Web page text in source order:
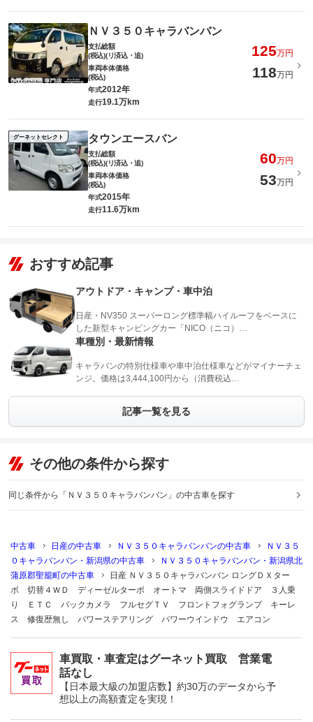
ＮＶ３５０キャラバンバン
支払総額
(税込)(リ済込・追)
125万円
車両本体価格
(税込)
118万円
年式2012年
走行19.1万km
グーネットセレクト タウンエースバン
支払総額
(税込)(リ済込・追)
60万円
車両本体価格
(税込)
53万円
年式2015年
走行11.6万km
おすすめ記事
アウトドア・キャンプ・車中泊
日産・NV350 スーパーロング標準幅ハイルーフをベースに
した新型キャンピングカー「NICO（ニコ）…
車種別・最新情報
キャラバンの特別仕様車や車中泊仕様車などがマイナーチェ
ンジ。価格は3,444,100円から（消費税込…
記事一覧を見る
その他の条件から探す
同じ条件から「ＮＶ３５０キャラバンバン」の中古車を探す
中古車 日産の中古車 ＮＶ３５０キャラバンバンの中古車
ＮＶ３５
０キャラバンバン・新潟県の中古車
ＮＶ３５０キャラバンバン・新潟県北
蒲原郡聖籠町の中古車
日産 ＮＶ３５０キャラバンバン ロングＤＸター
ボ 切替４ＷＤ ディーゼルターボ オートマ 両側スライドドア ３人乗
り ＥＴＣ バックカメラ フルセグＴＶ フロントフォグランプ キーレ
ス 修復歴無し パワーステアリング パワーウインドウ エアコン
車買取・車査定はグーネット買取 営業電
話なし
【日本最大級の加盟店数】約30万のデータから予
想以上の高額査定を実現！